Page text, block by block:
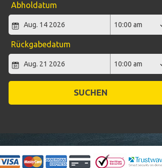
Abholdatum
Rückgabedatum
SUCHEN